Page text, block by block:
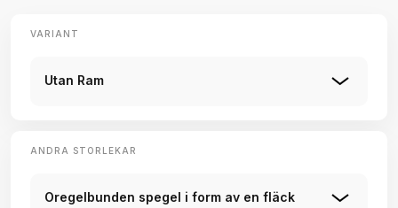
VARIANT
Utan Ram
ANDRA STORLEKAR
Oregelbunden spegel i form av en fläck